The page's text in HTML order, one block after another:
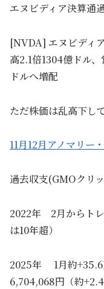
エヌビディア決算通
[NVDA] エヌビディ
高2.1倍1304億ドル
ドルへ増配
ただ株価は乱高下し
11月12月アノマリー
過去収支(GMOクリ
2022年 2月からト
は10年超）
2025年 1月約+35.6
6,704,068円（約+2.4